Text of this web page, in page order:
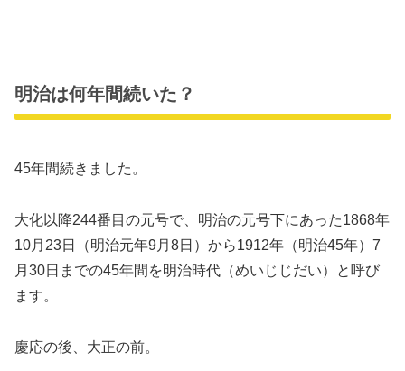
明治は何年間続いた？
45年間続きました。
大化以降244番目の元号で、明治の元号下にあった1868年
10月23日（明治元年9月8日）から1912年（明治45年）7
月30日までの45年間を明治時代（めいじじだい）と呼び
ます。
慶応の後、大正の前。